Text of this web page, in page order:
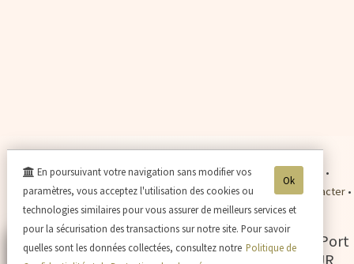
•Mentions légales•Plan du site•Protection des données •
Conditions de Vente•Plan d'accès•Se connecter Nous contacter •
Nos tarifs expédition•Payer en ligne•
Champagne Jacques SONNETTE-2 rue du Port
Ok
En poursuivant votre navigation sans modifier vos
paramètres, vous acceptez l'utilisation des cookies ou
technologies similaires pour vous assurer de meilleurs services et
pour la sécurisation des transactions sur notre site. Pour savoir
quelles sont les données collectées, consultez notre Politique de